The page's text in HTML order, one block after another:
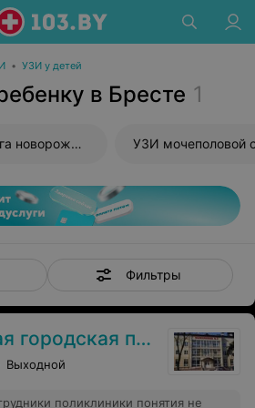
• УЗИ у детей
в Бресте 1
УЗИ головного мозга новорожденного УЗИ мочеполовой
Фильтры
поликлиника №3
Выходной
поликлиники понятия не